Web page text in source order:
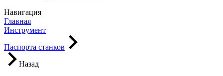
Навигация
Главная
Инструмент
Паспорта станков
Назад